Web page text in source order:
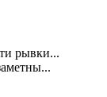
рывки...